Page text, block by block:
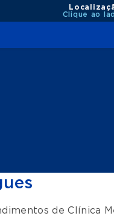
Clique ao
deClínica